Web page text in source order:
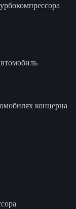
концерна